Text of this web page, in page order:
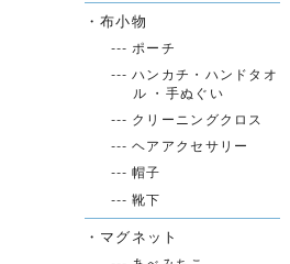
・布小物
--- ポーチ
--- ハンカチ・ハンドタオ
ル ・手ぬぐい
--- クリーニングクロス
--- ヘアアクセサリー
--- 帽子
--- 靴下
・マグネット